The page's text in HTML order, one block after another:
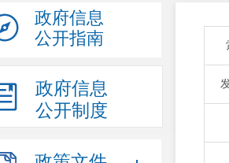
政府信息
公开指南
政府信息
公开制度